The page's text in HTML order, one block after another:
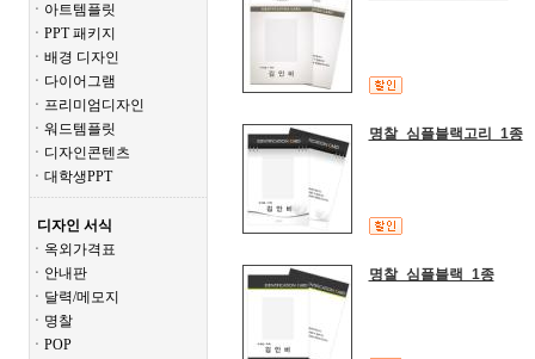
ㆍ아트템플릿
ㆍPPT 패키지
ㆍ배경 디자인
ㆍ다이어그램
ㆍ프리미엄디자인
ㆍ워드템플릿
ㆍ디자인콘텐츠
ㆍ대학생PPT
디자인 서식
ㆍ옥외가격표
ㆍ안내판
ㆍ달력/메모지
ㆍ명찰
ㆍPOP
명찰_심플블랙고리_1종
명찰_심플블랙_1종